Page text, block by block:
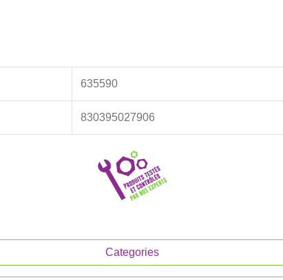
635590
830395027906
Categories